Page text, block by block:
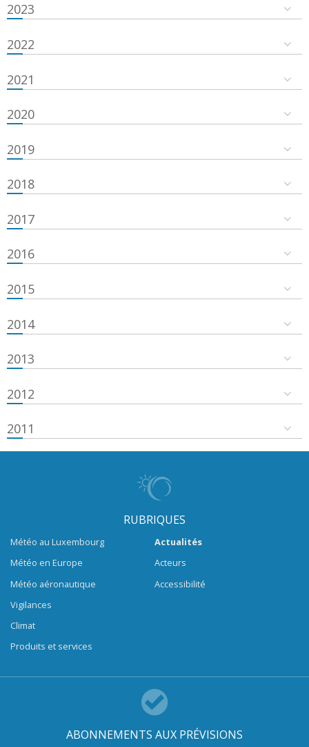
2023
2022
2021
2020
2019
2018
2017
2016
2015
2014
2013
2012
2011
RUBRIQUES
Météo au Luxembourg
Météo en Europe
Météo aéronautique
Vigilances
Climat
Produits et services
Actualités
Acteurs
Accessibilité
ABONNEMENTS AUX PRÉVISIONS